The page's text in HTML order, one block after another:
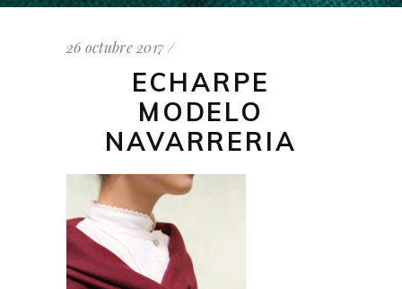
26 octubre 2017
ECHARPE
MODELO
NAVARRERIA